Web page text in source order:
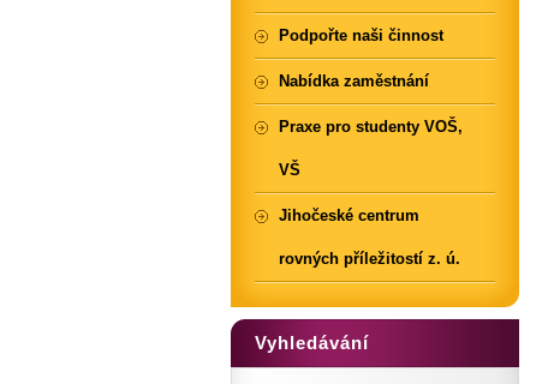
Podpořte naši činnost
Nabídka zaměstnání
Praxe pro studenty VOŠ,
VŠ
Jihočeské centrum
rovných příležitostí z. ú.
Vyhledávání